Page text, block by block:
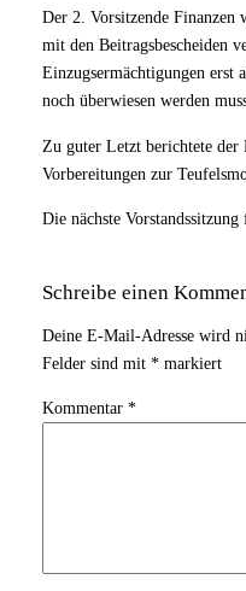
Der 2. Vorsitzende Finanzen
mit den Beitragsbescheiden
Einzugsermächtigungen erst
noch überwiesen werden
Zu guter Letzt berichtete der
Vorbereitungen zur
Die nächste
Schreibe einen
Deine E-Mail-Adresse wird
Felder sind mit *markiert
Kommentar *